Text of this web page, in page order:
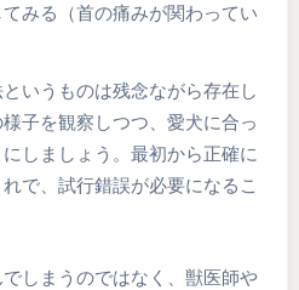
みる（首の痛みが関わってい
いうものは残念ながら存在し
子を観察しつつ、愛犬に合っ
しましょう。最初から正確に
で、試行錯誤が必要になるこ
しまうのではなく、獣医師や